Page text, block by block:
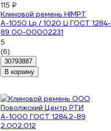
115 ₽
Клиновой ремень HIMPT
А-1050 Lp / 1020 Li ГОСТ 1284-
89 00-00002231
5
(6)
30793887
В корзину